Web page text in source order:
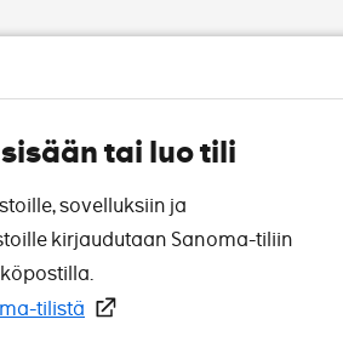
tai luo tili
sovelluksiin ja
kirjaudutaan Sanoma-tiliin
tilistä